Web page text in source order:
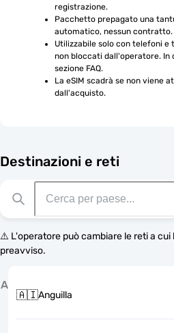
registrazione.
Pacchetto prepagato una
automatico, nessun contratto.
Utilizzabile solo con telefoni e
non bloccati dall'operatore. In
sezione FAQ.
La eSIM scadrà se non viene
dall'acquisto.
Destinazioni e reti
⚠️ L'operatore può cambiare le reti a cui
preavviso.
A
🇦🇮Anguilla